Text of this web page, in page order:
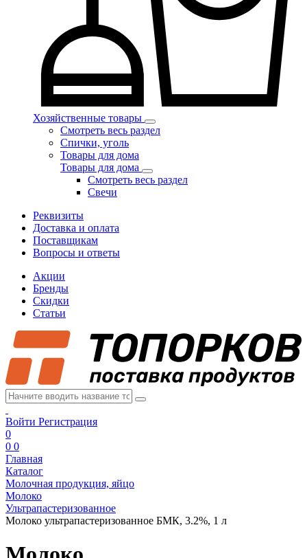
Хозяйственные товары
Смотреть весь раздел
Спички, уголь
Товары для дома
Товары для дома
Смотреть весь раздел
Свечи
Реквизиты
Доставка и оплата
Поставщикам
Вопросы и ответы
Акции
Бренды
Скидки
Статьи
Войти Регистрация
0
0 0
Главная
Каталог
Молочная продукция, яйцо
Молоко
Ультрапастеризованное
Молоко ультрапастеризованное БМК, 3.2%, 1 л